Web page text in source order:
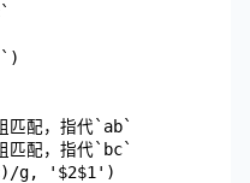
匹配，指代`ab`
匹配，指代`bc`
g, '$2$1')